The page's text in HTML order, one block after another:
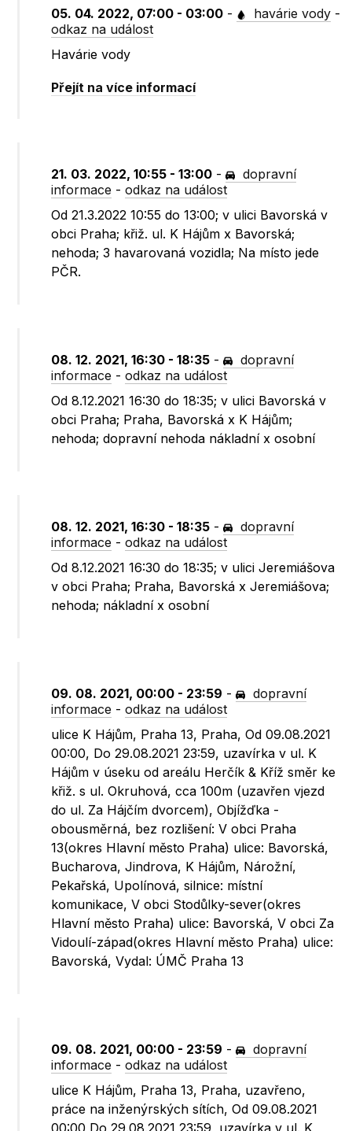
05. 04. 2022, 07:00 - 03:00 - havárie vody -
odkaz na událost
Havárie vody
Přejít na více informací
21. 03. 2022, 10:55 - 13:00 -
dopravní
informace -odkaz na událost
Od 21.3.2022 10:55 do 13:00; v ulici Bavorská v
obci Praha; křiž. ul. K Hájům x Bavorská;
nehoda; 3 havarovaná vozidla; Na místo jede
PČR.
08. 12. 2021, 16:30 - 18:35 -
dopravní
informace -odkaz na událost
Od 8.12.2021 16:30 do 18:35; v ulici Bavorská v
obci Praha; Praha, Bavorská x K Hájům;
nehoda; dopravní nehoda nákladní x osobní
08. 12. 2021, 16:30 - 18:35 -
dopravní
informace -odkaz na událost
Od 8.12.2021 16:30 do 18:35; v ulici Jeremiášova
v obci Praha; Praha, Bavorská x Jeremiášova;
nehoda; nákladní x osobní
09. 08. 2021, 00:00 - 23:59 -
dopravní
informace -odkaz na událost
ulice K Hájům, Praha 13, Praha, Od 09.08.2021
00:00, Do 29.08.2021 23:59, uzavírka v ul. K
Hájům v úseku od areálu Herčík & Kříž směr ke
křiž. s ul. Okruhová, cca 100m (uzavřen vjezd
do ul. Za Hájčím dvorcem), Objížďka -
obousměrná, bez rozlišení: V obci Praha
13(okres Hlavní město Praha) ulice: Bavorská,
Bucharova, Jindrova, K Hájům, Nárožní,
Pekařská, Upolínová, silnice: místní
komunikace, V obci Stodůlky-sever(okres
Hlavní město Praha) ulice: Bavorská, V obci Za
Vidoulí-západ(okres Hlavní město Praha) ulice:
Bavorská, Vydal: ÚMČ Praha 13
09. 08. 2021, 00:00 - 23:59 -
dopravní
informace -odkaz na událost
ulice K Hájům, Praha 13, Praha, uzavřeno,
práce na inženýrských sítích, Od 09.08.2021
00:00 Do 29.08.2021 23:59, uzavírka v ul. K